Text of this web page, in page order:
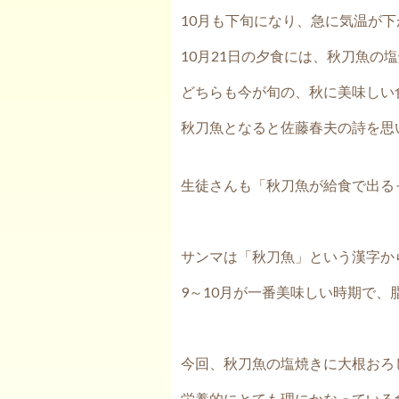
10月も下旬になり、急に気温が
10月21日の夕食には、秋刀魚の
どちらも今が旬の、秋に美味し
秋刀魚となると佐藤春夫の詩を
生徒さんも「秋刀魚が給食で出
サンマは「秋刀魚」という漢字
9～10月が一番美味しい時期で、
今回、秋刀魚の塩焼きに大根お